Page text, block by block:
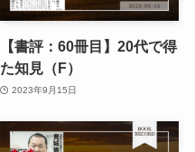
【書評：60冊目】20代で得
た知見（F）
2023年9月15日